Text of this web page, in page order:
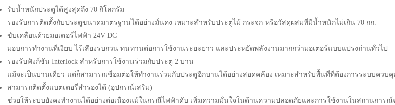
รับน้ำหนักประตูได้สูงสุดถึง 70 กิโลกรัม
รองรับการติดตั้งกับประตูขนาดมาตรฐานได้อย่างมั่นคง เหมาะสำหรับประตูไม้ กระจก หรือวัสดุผสมที่มีน้ำหนักไม่เกิน 70 กก.
ขับเคลื่อนด้วยมอเตอร์ไฟฟ้า 24V DC
มอบการทำงานที่เงียบ ไร้เสียงรบกวน ทนทานต่อการใช้งานระยะยาว และประหยัดพลังงานมากกว่ามอเตอร์แบบแปรงถ่านทั่วไป
รองรับฟังก์ชัน Interlock สำหรับการใช้งานร่วมกับประตู 2 บาน
แม้จะเป็นบานเดี่ยว แต่ก็สามารถเชื่อมต่อให้ทำงานร่วมกับประตูอีกบานได้อย่างสอดคล้อง เหมาะสำหรับพื้นที่ที่ต้องการระบบควบ
สามารถติดตั้งแบตเตอรี่สำรองได้ (อุปกรณ์เสริม)
ช่วยให้ระบบยังคงทำงานได้อย่างต่อเนื่องแม้ในกรณีไฟฟ้าดับ เพิ่มความมั่นใจในด้านความปลอดภัยและการใช้งานในสถานการณ์